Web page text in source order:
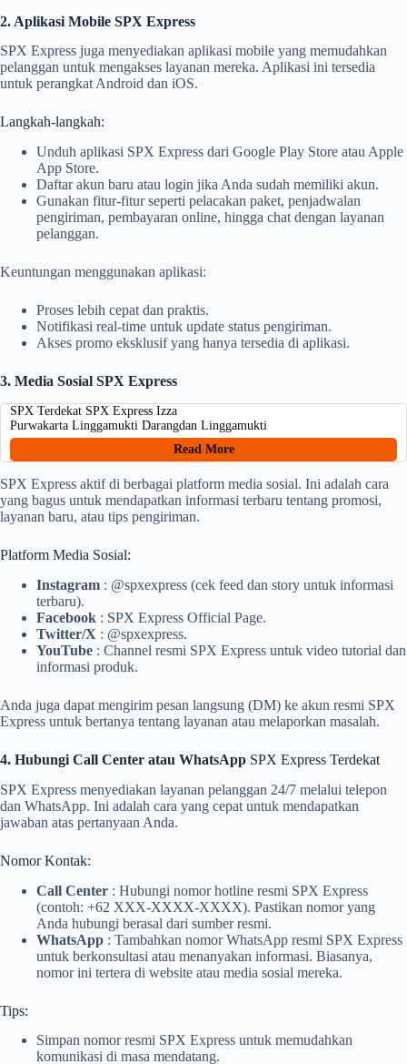
2. Aplikasi Mobile SPX Express
SPX Express juga menyediakan aplikasi mobile yang memudahkan
pelanggan untuk mengakses layanan mereka. Aplikasi ini tersedia
untuk perangkat Android dan iOS.
Langkah-langkah:
Unduh aplikasi SPX Express dari Google Play Store atau Apple
App Store.
Daftar akun baru atau login jika Anda sudah memiliki akun.
Gunakan fitur-fitur seperti pelacakan paket, penjadwalan
pengiriman, pembayaran online, hingga chat dengan layanan
pelanggan.
Keuntungan menggunakan aplikasi:
Proses lebih cepat dan praktis.
Notifikasi real-time untuk update status pengiriman.
Akses promo eksklusif yang hanya tersedia di aplikasi.
3. Media Sosial SPX Express
SPX Terdekat SPX Express Izza
Purwakarta Linggamukti Darangdan Linggamukti
Read More
SPX Express aktif di berbagai platform media sosial. Ini adalah cara
yang bagus untuk mendapatkan informasi terbaru tentang promosi,
layanan baru, atau tips pengiriman.
Platform Media Sosial:
Instagram : @spxexpress (cek feed dan story untuk informasi
terbaru).
Facebook : SPX Express Official Page.
Twitter/X : @spxexpress.
YouTube : Channel resmi SPX Express untuk video tutorial dan
informasi produk.
Anda juga dapat mengirim pesan langsung (DM) ke akun resmi SPX
Express untuk bertanya tentang layanan atau melaporkan masalah.
4. Hubungi Call Center atau WhatsApp SPX Express Terdekat
SPX Express menyediakan layanan pelanggan 24/7 melalui telepon
dan WhatsApp. Ini adalah cara yang cepat untuk mendapatkan
jawaban atas pertanyaan Anda.
Nomor Kontak:
Call Center : Hubungi nomor hotline resmi SPX Express
(contoh: +62 XXX-XXXX-XXXX). Pastikan nomor yang
Anda hubungi berasal dari sumber resmi.
WhatsApp : Tambahkan nomor WhatsApp resmi SPX Express
untuk berkonsultasi atau menanyakan informasi. Biasanya,
nomor ini tertera di website atau media sosial mereka.
Tips:
Simpan nomor resmi SPX Express untuk memudahkan
komunikasi di masa mendatang.